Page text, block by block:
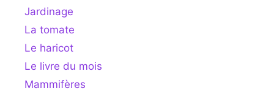
Jardinage
La tomate
Le haricot
Le livre du mois
Mammifères